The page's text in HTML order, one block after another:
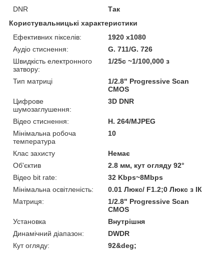
DNR
Так
Користувальницькі характеристики
Ефективних пікселів:
1920 х1080
Аудіо стиснення:
G. 711/G. 726
Швидкість електронного
затвору:
1/25с ~1/100,000 з
Тип матриці
1/2.8" Progressive Scan
CMOS
Цифрове
шумозаглушення:
3D DNR
Відео стиснення:
H. 264/MJPEG
Мінімальна робоча
температура
10
Клас захисту
Немає
Об'єктив
2.8 мм, кут огляду 92°
Відео bit rate:
32 Kbps~8Mbps
Мінімальна освітленість:
0.01 Люкс/ F1.2;0 Люкс з ІК
Матриця:
1/2.8" Progressive Scan
CMOS
Установка
Внутрішня
Динамічний діапазон:
DWDR
Кут огляду:
92&deg;